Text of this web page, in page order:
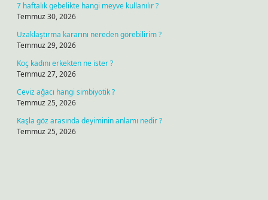
7 haftalık gebelikte hangi meyve kullanılır ?
Temmuz 30, 2026
Uzaklaştırma kararını nereden görebilirim ?
Temmuz 29, 2026
Koç kadını erkekten ne ister ?
Temmuz 27, 2026
Ceviz ağacı hangi simbiyotik ?
Temmuz 25, 2026
Kaşla göz arasında deyiminin anlamı nedir ?
Temmuz 25, 2026